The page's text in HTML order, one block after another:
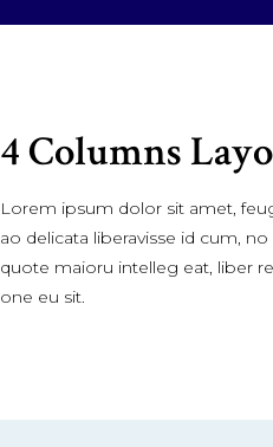
4 Columns
Lorem ipsum dolor sit amet,
ao delicata liberavisse id cum, no
quote maioru intelleg eat, liber
one eu sit.